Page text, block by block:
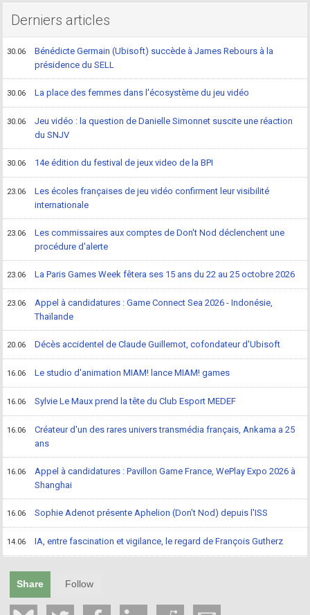
Derniers articles
30.06
Bénédicte Germain (Ubisoft) succède à James Rebours à la
présidence du SELL
30.06 La place des femmes dans l'écosystème du jeu vidéo
30.06
Jeu vidéo : la question de Danielle Simonnet suscite une réaction
du SNJV
30.06 14e édition du festival de jeux video de la BPI
23.06
Les écoles françaises de jeu vidéo confirment leur visibilité
internationale
23.06
Les commissaires aux comptes de Don't Nod déclenchent une
procédure d'alerte
23.06 La Paris Games Week fêtera ses 15 ans du 22 au 25 octobre 2026
23.06
Appel à candidatures : Game Connect Sea 2026 - Indonésie,
Thaïlande
20.06 Décès accidentel de Claude Guillemot, cofondateur d'Ubisoft
16.06 Le studio d'animation MIAM! lance MIAM! games
16.06 Sylvie Le Maux prend la tête du Club Esport MEDEF
16.06
Créateur d'un des rares univers transmédia français, Ankama a 25
ans
16.06
Appel à candidatures : Pavillon Game France, WePlay Expo 2026 à
Shanghai
16.06 Sophie Adenot présente Aphelion (Don't Nod) depuis l'ISS
14.06 IA, entre fascination et vigilance, le regard de François Gutherz
Share Follow